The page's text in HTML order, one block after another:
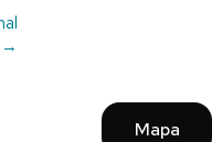
→
Mapa